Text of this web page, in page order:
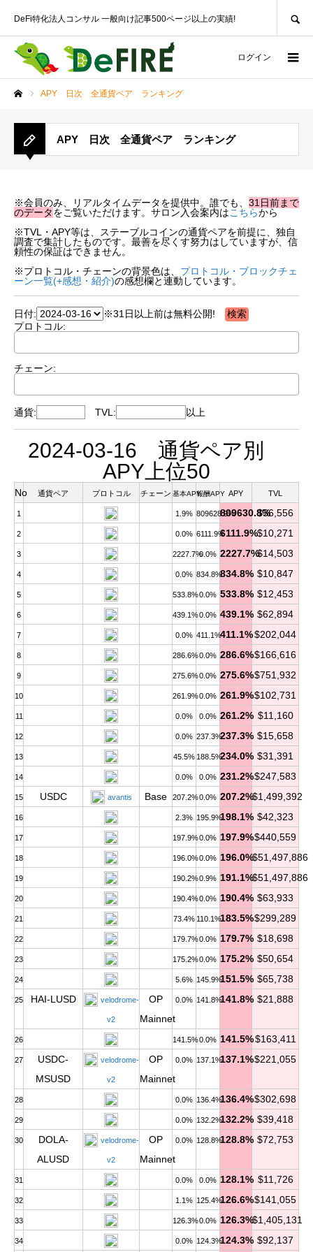
DeFi特化法人コンサル 一般向け記事500ページ以上の実績!
ログイン
APY 日次 全通貨ペア ランキング
APY 日次 全通貨ペア ランキング
※会員のみ、リアルタイムデータを提供中。誰でも、 31日前まで
のデータをご覧いただけます。サロン入会案内はこちらから
※TVL・APY等は、ステーブルコインの通貨ペアを前提に、独自
調査で集計したものです。最善を尽くす努力はしていますが、信
頼性の保証はできません。
※プロトコル・チェーンの背景色は、 プロトコル・ブロックチェ
ーン一覧(+感想・紹介)の感想欄と連動しています。
日付:
※31日以上前は無料公開!
プロトコル:
チェーン:
通貨: TVL: 以上
2024-03-16 通貨ペア別
APY上位50
No 通貨ペア プロトコル チェーン 基本APY報酬APY APY TVL
1 1.9% 809628.9%809630.8%$36,556
2 0.0% 6111.9%6111.9%$10,271
3 2227.7%0.0% 2227.7%$14,503
4 0.0% 834.8%834.8% $10,847
5 533.8%0.0% 533.8% $12,453
6 439.1%0.0% 439.1% $62,894
7 0.0% 411.1%411.1%$202,044
8 286.6%0.0% 286.6%$166,616
9 275.6%0.0% 275.6%$751,932
10 261.9%0.0% 261.9%$102,731
11 0.0% 0.0% 261.2% $11,160
12 0.0% 237.3%237.3% $15,658
13 45.5% 188.5%234.0% $31,391
14 0.0% 0.0% 231.2%$247,583
15 USDC avantis Base 207.2%0.0% 207.2%$1,499,392
16 2.3% 195.9%198.1% $42,323
17 197.9%0.0% 197.9%$440,559
18 196.0%0.0% 196.0%$51,497,886
19 190.2%0.9% 191.1%$51,497,886
20 190.4%0.0% 190.4% $63,933
21 73.4% 110.1%183.5%$299,289
22 179.7%0.0% 179.7% $18,698
23 175.2%0.0% 175.2% $50,654
24 5.6% 145.9%151.5% $65,738
25 HAI-LUSD velodrome-
v2
OP
Mainnet
0.0% 141.8%141.8% $21,888
26 141.5%0.0% 141.5%$163,411
27
USDC-
MSUSD
velodrome-
v2
OP
Mainnet
0.0% 137.1%137.1%$221,055
28 0.0% 136.4%136.4%$302,698
29 0.0% 132.2%132.2% $39,418
30
DOLA-
ALUSD
velodrome-
v2
OP
Mainnet
0.0% 128.8%128.8% $72,753
31 0.0% 0.0% 128.1% $11,726
32 1.1% 125.4%126.6%$141,055
33 126.3%0.0% 126.3%$1,405,131
34 0.0% 124.3%124.3% $92,137